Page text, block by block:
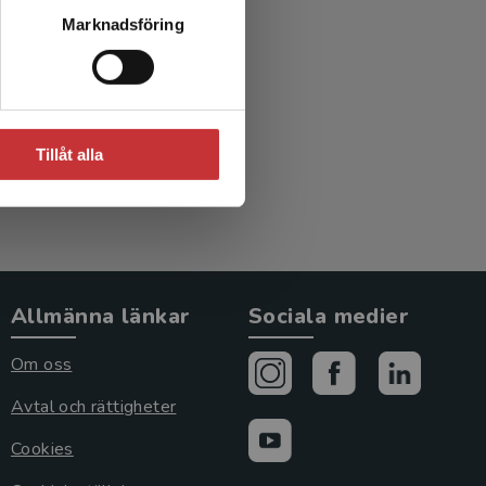
Marknadsföring
Tillåt alla
Allmänna länkar
Om oss
Avtal och rättigheter
Cookies
Sociala medier